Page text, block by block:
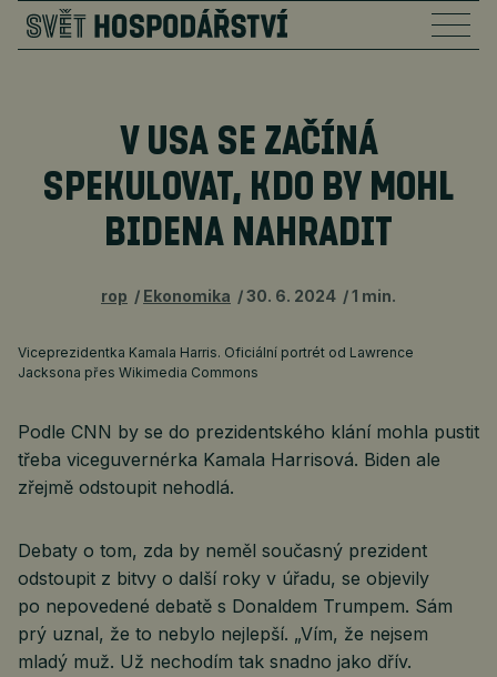
V USA SE ZAČÍNÁ
SPEKULOVAT, KDO BY MOHL
BIDENA NAHRADIT
rop Ekonomika 30. 6. 2024 1 min.
Viceprezidentka Kamala Harris. Oficiální portrét od Lawrence
Jacksona přes Wikimedia Commons
Podle CNN by se do prezidentského klání mohla pustit
třeba viceguvernérka Kamala Harrisová. Biden ale
zřejmě odstoupit nehodlá.
Debaty o tom, zda by neměl současný prezident
odstoupit z bitvy o další roky v úřadu, se objevily
po nepovedené debatě s Donaldem Trumpem. Sám
prý uznal, že to nebylo nejlepší. „Vím, že nejsem
mladý muž. Už nechodím tak snadno jako dřív.